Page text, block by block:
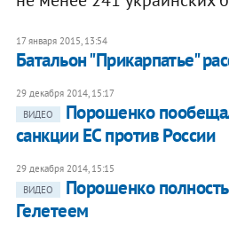
17 января 2015, 13:54
Батальон "Прикарпатье"
29 декабря 2014, 15:17
ВИДЕО
Порошенко
санкции ЕС против России
29 декабря 2014, 15:15
ВИДЕО
Порошенко
Гелетеем